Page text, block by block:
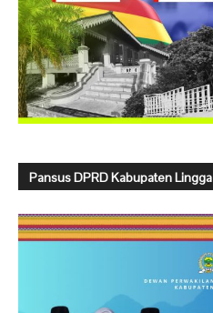
Pansus DPRD Kabupaten Lingga